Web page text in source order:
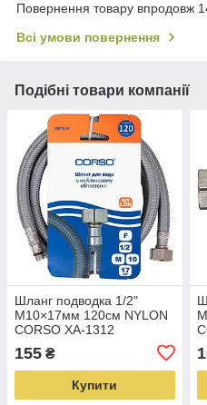
Повернення товару впродовж
Всі умови повернення
Подібні товари компанії
Шланг подводка 1/2"
М10×17мм 120см NYLON
CORSO XA-1312
155 ₴
Купити